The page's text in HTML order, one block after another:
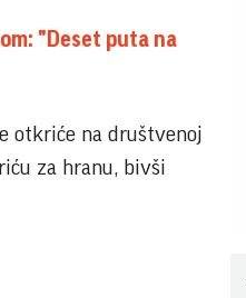
"Deset puta na
otkriće na društvenoj
za hranu, bivši